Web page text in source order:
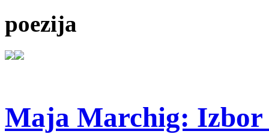
poezija
Maja Marchig: Izbor